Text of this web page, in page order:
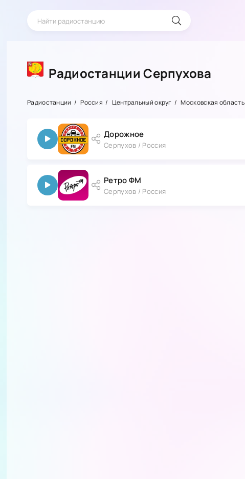
Радиостанции Серпухова
Радиостанции Россия Центральный округ Московская область
Дорожное
Серпухов / Россия
Ретро ФМ
Серпухов / Россия